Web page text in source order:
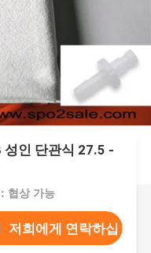
성인 단관식 27.5 -
협상 가능
저희에게 연락하십